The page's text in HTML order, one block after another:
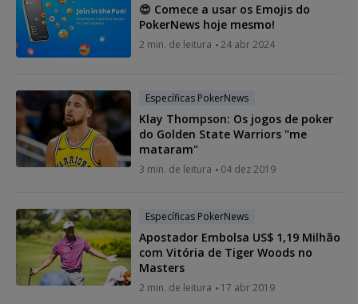
😍 Comece a usar os Emojis do
PokerNews hoje mesmo!
2 min. de leitura 24 abr 2024
Específicas PokerNews
Klay Thompson: Os jogos de poker
do Golden State Warriors "me
mataram"
3 min. de leitura 04 dez 2019
Específicas PokerNews
Apostador Embolsa US$ 1,19 Milhão
com Vitória de Tiger Woods no
Masters
2 min. de leitura 17 abr 2019